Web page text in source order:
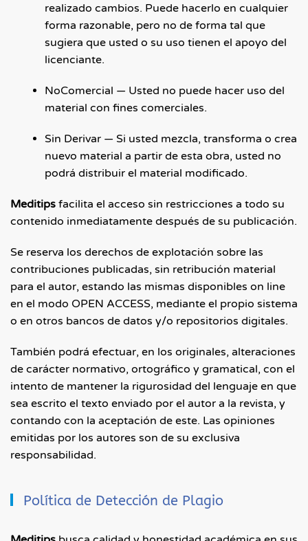
realizado cambios. Puede hacerlo en cualquier
forma razonable, pero no de forma tal que
sugiera que usted o su uso tienen el apoyo del
licenciante.
NoComercial — Usted no puede hacer uso del
material con fines comerciales.
Sin Derivar — Si usted mezcla, transforma o crea
nuevo material a partir de esta obra, usted no
podrá distribuir el material modificado.
Meditips facilita el acceso sin restricciones a todo su
contenido inmediatamente después de su publicación.
Se reserva los derechos de explotación sobre las
contribuciones publicadas, sin retribución material
para el autor, estando las mismas disponibles on line
en el modo OPEN ACCESS, mediante el propio sistema
o en otros bancos de datos y/o repositorios digitales.
También podrá efectuar, en los originales, alteraciones
de carácter normativo, ortográfico y gramatical, con el
intento de mantener la rigurosidad del lenguaje en que
sea escrito el texto enviado por el autor a la revista, y
contando con la aceptación de este. Las opiniones
emitidas por los autores son de su exclusiva
responsabilidad.
Política de Detección de Plagio